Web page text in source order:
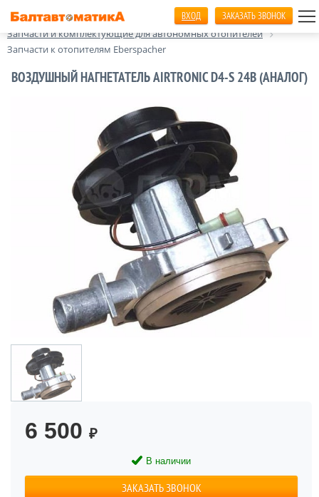
ВХОД ЗАКАЗАТЬ ЗВОНОК
Главная
Автономные отопители салона
Запчасти и комплектующие для автономных отопителей
Запчасти к отопителям Eberspacher
ВОЗДУШНЫЙ НАГНЕТАТЕЛЬ AIRTRONIC D4-S 24В (АНАЛОГ)
6 500 ₽
В наличии
ЗАКАЗАТЬ ЗВОНОК